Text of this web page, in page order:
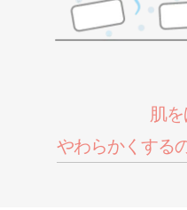
肌
やわらかくする